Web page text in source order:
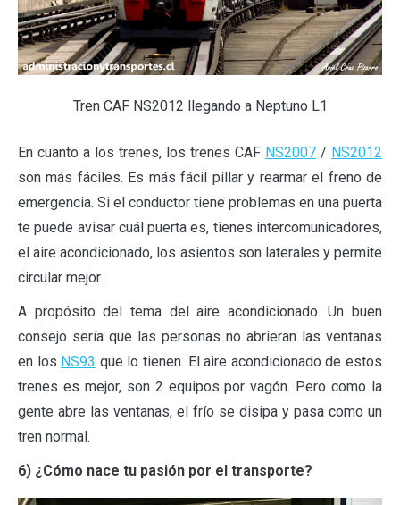
Tren CAF NS2012 llegando a Neptuno L1
En cuanto a los trenes, los trenes CAF NS2007 / NS2012
son más fáciles. Es más fácil pillar y rearmar el freno de
emergencia. Si el conductor tiene problemas en una puerta
te puede avisar cuál puerta es, tienes intercomunicadores,
el aire acondicionado, los asientos son laterales y permite
circular mejor.
A propósito del tema del aire acondicionado. Un buen
consejo sería que las personas no abrieran las ventanas
en los NS93 que lo tienen. El aire acondicionado de estos
trenes es mejor, son 2 equipos por vagón. Pero como la
gente abre las ventanas, el frío se disipa y pasa como un
tren normal.
6) ¿Cómo nace tu pasión por el transporte?